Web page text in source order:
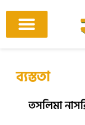
content
ব্যস্ততা
তসলিমা